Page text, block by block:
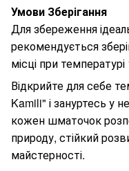
Умови Зберігання
Для збереження
рекомендується
місці при
Відкрийте для себе
Kamili" і зануртесь у
кожен шматочок
природу, стійкий
майстерності.